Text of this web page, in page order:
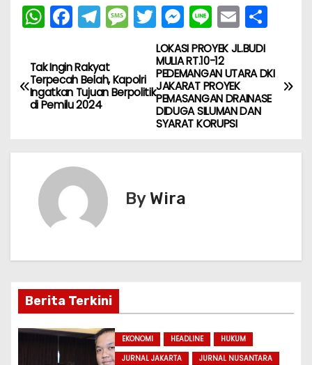
W
h
a
ts
A
p
F
a
c
e
b
o
k
T
el
e
gr
a
M
e
s
a
e
T
w
itt
er
M
e
s
s
e
n
g
Li
n
e
E
m
ai
l
S
ar
e
N
a
v
i
p
o
s
LOKASI PROYEK JL.BUDI
MULIA RT.10-12
PEDEMANGAN UTARA DKI
JAKARAT PROYEK
PEMASANGAN DRAINASE
DIDUGA SILUMAN DAN
SYARAT KORUPSI
Tak Ingin Rakyat
Terpecah Belah, Kapolri
Ingatkan Tujuan Berpolitik
di Pemilu 2024
By Wira
Berita Terkini
EKONOMI HEADLINE
HUKUM
JURNAL JAKARTA
JURNAL NUSANTARA